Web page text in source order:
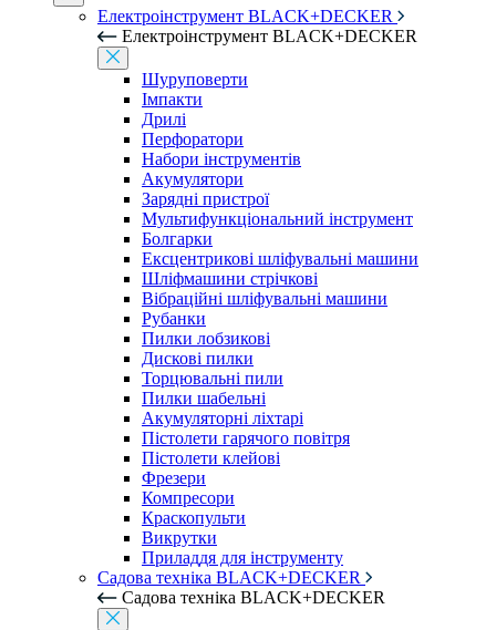
Електроінструмент BLACK+DECKER
Електроінструмент BLACK+DECKER
Шуруповерти
Імпакти
Дрилі
Перфоратори
Набори інструментів
Акумулятори
Зарядні пристрої
Мультифункціональний інструмент
Болгарки
Ексцентрикові шліфувальні машини
Шліфмашини стрічкові
Вібраційні шліфувальні машини
Рубанки
Пилки лобзикові
Дискові пилки
Торцювальні пили
Пилки шабельні
Акумуляторні ліхтарі
Пістолети гарячого повітря
Пістолети клейові
Фрезери
Компресори
Краскопульти
Викрутки
Приладдя для інструменту
Садова техніка BLACK+DECKER
Садова техніка BLACK+DECKER